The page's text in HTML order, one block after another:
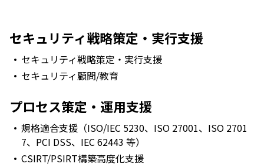
セキュリティ戦略策定・実行支援
セキュリティ戦略策定・実行支援
セキュリティ顧問/教育
プロセス策定・運用支援
規格適合支援（ISO/IEC 5230、ISO 27001、ISO 2701
7、PCI DSS、IEC 62443 等）
CSIRT/PSIRT構築高度化支援